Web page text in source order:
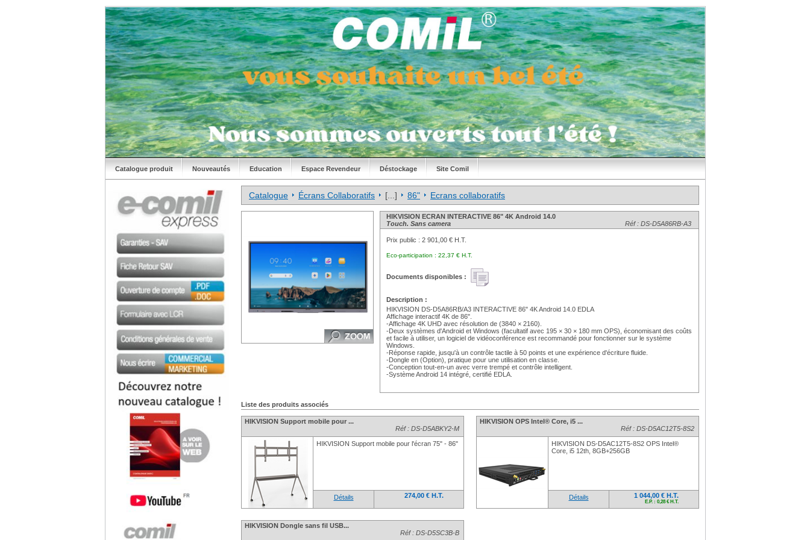
Catalogue produit Nouveautés Education Espace Revendeur Déstockage Site Comil
Catalogue Écrans Collaboratifs [...] 86" Ecrans collaboratifs
HIKVISION ECRAN INTERACTIVE 86" 4K Android 14.0
Touch. Sans camera
Réf : DS-D5A86RB-A3
Prix public : 2 901,00 € H.T.
Eco-participation : 22,37 € H.T.
Documents disponibles :
Description :
HIKVISION DS-D5A86RB/A3 INTERACTIVE 86" 4K Android 14.0 EDLA
Affichage interactif 4K de 86".
-Affichage 4K UHD avec résolution de (3840 × 2160).
-Deux systèmes d'Android et Windows (facultatif avec 195 × 30 × 180 mm OPS), économisant des coûts
et facile à utiliser, un logiciel de vidéoconférence est recommandé pour fonctionner sur le système
Windows.
-Réponse rapide, jusqu'à un contrôle tactile à 50 points et une expérience d'écriture fluide.
-Dongle en (Option), pratique pour une utilisation en classe.
-Conception tout-en-un avec verre trempé et contrôle intelligent.
-Système Android 14 intégré, certifié EDLA.
Liste des produits associés
HIKVISION Support mobile pour ...
Réf : DS-D5ABKY2-M
HIKVISION Support mobile pour l'écran 75" - 86"
Détails 274,00 € H.T.
HIKVISION OPS Intel® Core, i5 ...
Réf : DS-D5AC12T5-8S2
HIKVISION DS-D5AC12T5-8S2 OPS Intel®
Core, i5 12th, 8GB+256GB
Détails 1 044,00 € H.T.
E.P. : 0,28 € H.T.
HIKVISION Dongle sans fil USB...
Réf : DS-D5SC3B-B